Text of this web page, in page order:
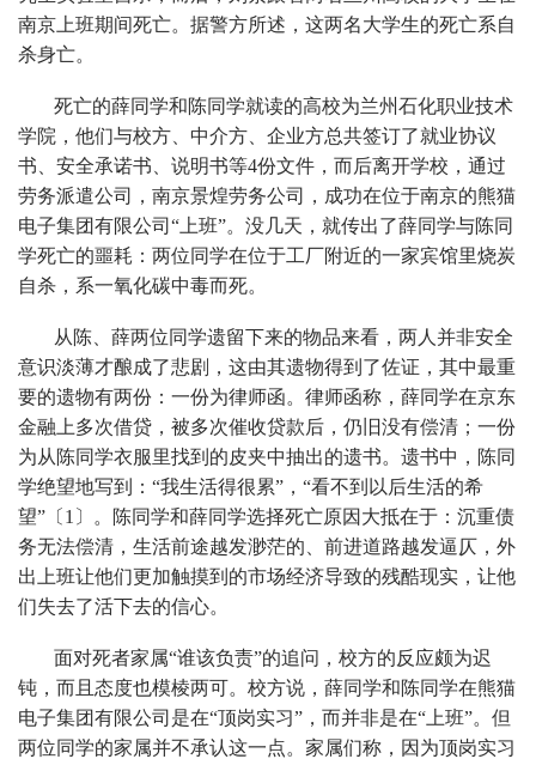
南京上班期间死亡。据警方所述，这两名大学生的死亡系自
杀身亡。
死亡的薛同学和陈同学就读的高校为兰州石化职业技术
学院，他们与校方、中介方、企业方总共签订了就业协议
书、安全承诺书、说明书等4份文件，而后离开学校，通过
劳务派遣公司，南京景煌劳务公司，成功在位于南京的熊猫
电子集团有限公司“上班”。没几天，就传出了薛同学与陈同
学死亡的噩耗：两位同学在位于工厂附近的一家宾馆里烧炭
自杀，系一氧化碳中毒而死。
从陈、薛两位同学遗留下来的物品来看，两人并非安全
意识淡薄才酿成了悲剧，这由其遗物得到了佐证，其中最重
要的遗物有两份：一份为律师函。律师函称，薛同学在京东
金融上多次借贷，被多次催收贷款后，仍旧没有偿清；一份
为从陈同学衣服里找到的皮夹中抽出的遗书。遗书中，陈同
学绝望地写到：“我生活得很累”，“看不到以后生活的希
望”〔1〕。陈同学和薛同学选择死亡原因大抵在于：沉重债
务无法偿清，生活前途越发渺茫的、前进道路越发逼仄，外
出上班让他们更加触摸到的市场经济导致的残酷现实，让他
们失去了活下去的信心。
面对死者家属“谁该负责”的追问，校方的反应颇为迟
钝，而且态度也模棱两可。校方说，薛同学和陈同学在熊猫
电子集团有限公司是在“顶岗实习”，而并非是在“上班”。但
两位同学的家属并不承认这一点。家属们称，因为顶岗实习